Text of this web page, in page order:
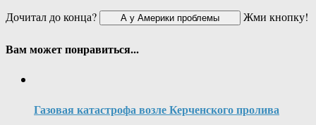
Дочитал до конца?
Жми кнопку!
Вам может понравиться...
Газовая катастрофа возле Керченского пролива